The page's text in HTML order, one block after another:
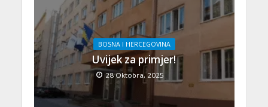
BOSNA I HERCEGOVINA
Uvijek za primjer!
28 Oktobra, 2025